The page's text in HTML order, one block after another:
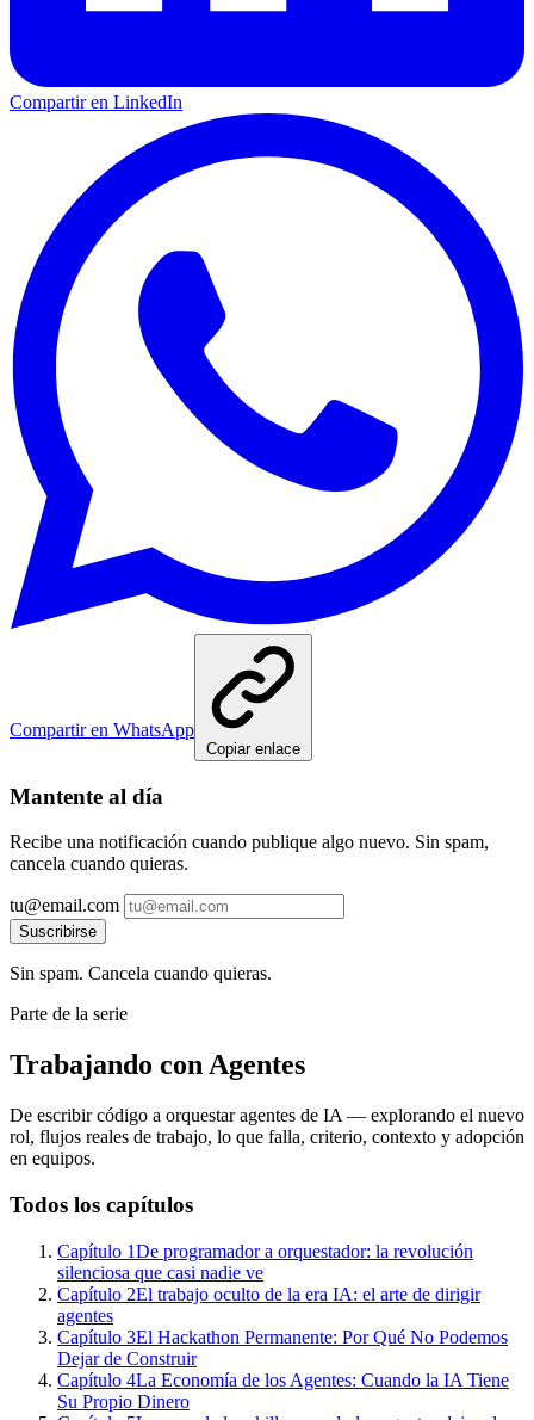
Compartir en LinkedIn
Compartir en WhatsApp
Copiar enlace
Mantente al día
Recibe una notificación cuando publique algo nuevo. Sin spam,
cancela cuando quieras.
tu@email.com
Suscribirse
Sin spam. Cancela cuando quieras.
Parte de la serie
Trabajando con Agentes
De escribir código a orquestar agentes de IA — explorando el nuevo
rol, flujos reales de trabajo, lo que falla, criterio, contexto y adopción
en equipos.
Todos los capítulos
Capítulo 1De programador a orquestador: la revolución
silenciosa que casi nadie ve
Capítulo 2El trabajo oculto de la era IA: el arte de dirigir
agentes
Capítulo 3El Hackathon Permanente: Por Qué No Podemos
Dejar de Construir
Capítulo 4La Economía de los Agentes: Cuando la IA Tiene
Su Propio Dinero